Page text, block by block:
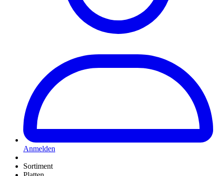
Anmelden
Sortiment